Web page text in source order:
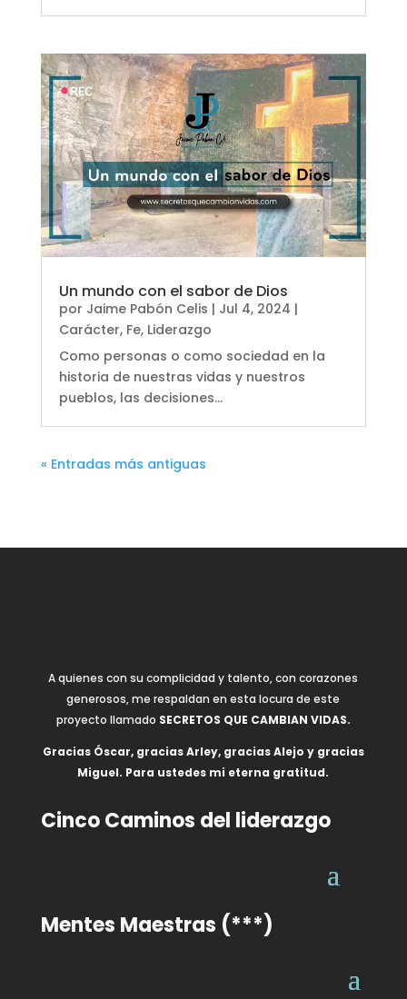
Un mundo con el sabor de Dios
por Jaime Pabón Celis | Jul 4, 2024 |
Carácter, Fe, Liderazgo
Como personas o como sociedad en la
historia de nuestras vidas y nuestros
pueblos, las decisiones...
« Entradas más antiguas
A quienes con su complicidad y talento, con corazones
generosos, me respaldan en esta locura de este
proyecto llamado SECRETOS QUE CAMBIAN VIDAS.
Gracias Óscar, gracias Arley, gracias Alejo y gracias
Miguel. Para ustedes mi eterna gratitud.
Cinco Caminos del liderazgo
Mentes Maestras (***)